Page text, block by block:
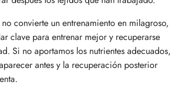
convierte un entrenamiento en milagroso,
clave para entrenar mejor y recuperarse
Si no aportamos los nutrientes adecuados,
antes y la recuperación posterior